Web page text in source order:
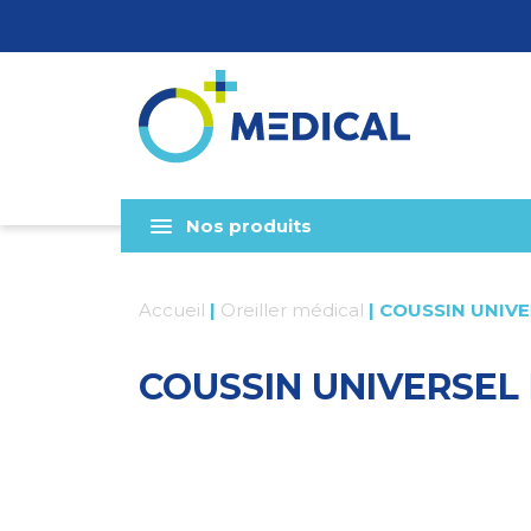
Nos produits
Accueil | Oreiller médical | COUSSIN
COUSSIN